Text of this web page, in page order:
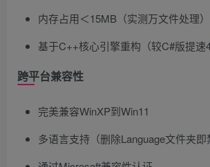
内存占用＜15MB（实测万文件处理）
基于C++核心引擎重构（较C#版提速
跨平台兼容性
完美兼容WinXP到Win11
多语言支持（删除Language文件夹即